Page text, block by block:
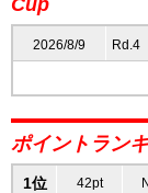
レポート
レース開催ス
Cup
2026/8/9 Rd.4
ポイントラン
1位 42pt